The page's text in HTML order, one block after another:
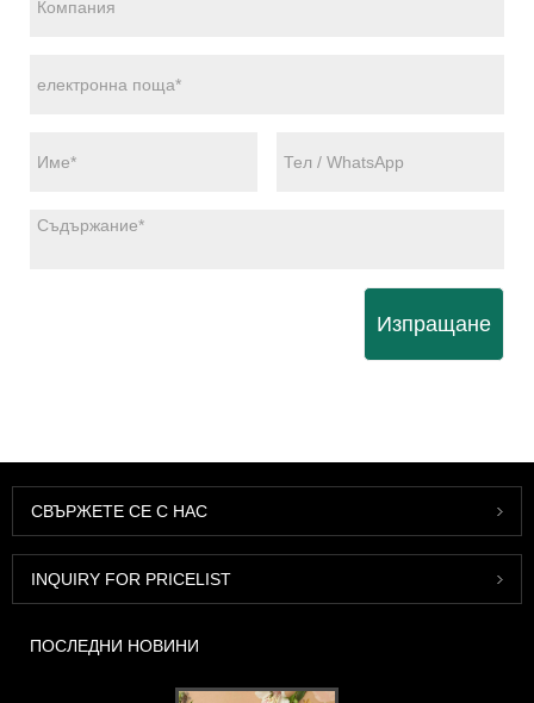
Изпращане
СВЪРЖЕТЕ СЕ С НАС
INQUIRY FOR PRICELIST
ПОСЛЕДНИ НОВИНИ